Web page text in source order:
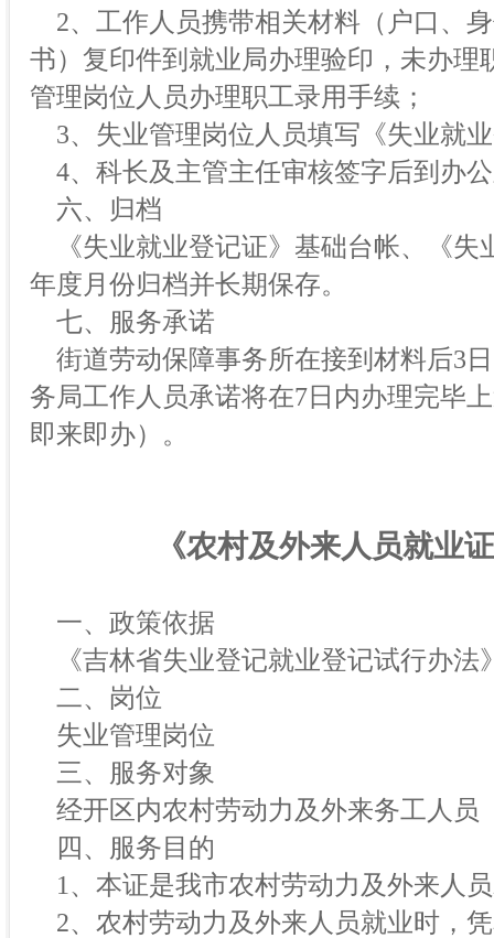
2、工作人员携带相关材料（户口、
书）复印件到就业局办理验印，未办
管理岗位人员办理职工录用手续；
3、失业管理岗位人员填写《失业就
4、科长及主管主任审核签字后到办
六、归档
《失业就业登记证》基础台帐、《失
年度月份归档并长期保存。
七、服务承诺
街道劳动保障事务所在接到材料后3
务局工作人员承诺将在7日内办理完毕
即来即办）。
《农村及外来人员就业
一、政策依据
《吉林省失业登记就业登记试行办法
二、岗位
失业管理岗位
三、服务对象
经开区内农村劳动力及外来务工人员
四、服务目的
1、本证是我市农村劳动力及外来人
2、农村劳动力及外来人员就业时，